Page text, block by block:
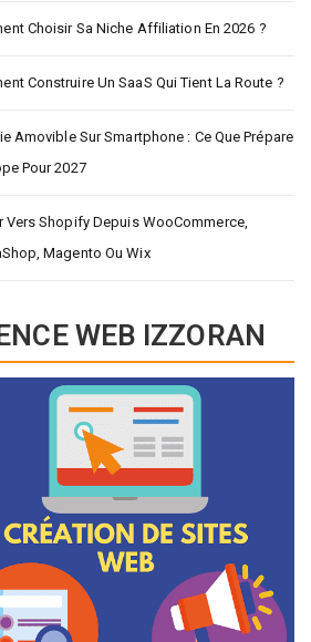
Choisir Sa Niche Affiliation En 2026 ?
Construire Un SaaS Qui Tient La Route ?
Amovible Sur Smartphone : Ce Que Prépare
Pour 2027
Vers Shopify Depuis WooCommerce,
Magento Ou Wix
WEB IZZORAN